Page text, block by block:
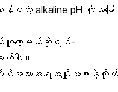
ေနိုင်တဲ့ alkaline pH ကိုအခြ
ယူတော့မယ်ဆိုရင်-
ယ်ပါ။
သားအရေအမျိုးအစားနဲ့ကို